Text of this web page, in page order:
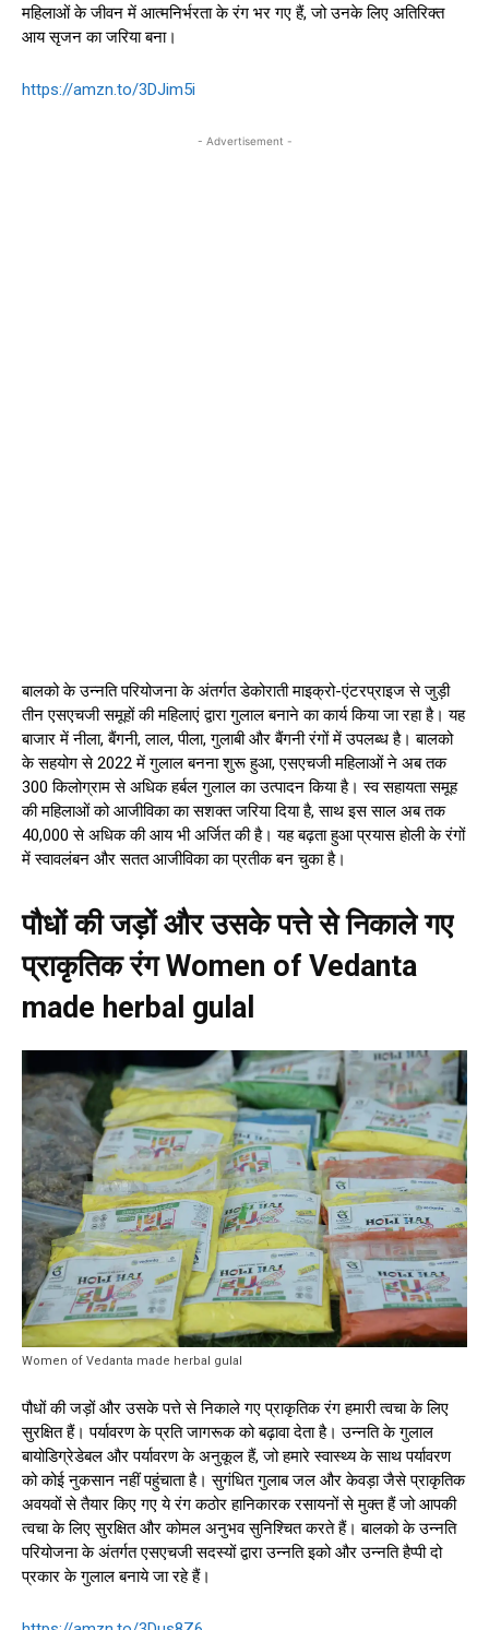
महिलाओं के जीवन में आत्मनिर्भरता के रंग भर गए हैं, जो उनके लिए अतिरिक्त
आय सृजन का जरिया बना।
https://amzn.to/3DJim5i
- Advertisement -
बालको के उन्नति परियोजना के अंतर्गत डेकोराती माइक्रो-एंटरप्राइज से जुड़ी
तीन एसएचजी समूहों की महिलाएं द्वारा गुलाल बनाने का कार्य किया जा रहा है। यह
बाजार में नीला, बैंगनी, लाल, पीला, गुलाबी और बैंगनी रंगों में उपलब्ध है। बालको
के सहयोग से 2022 में गुलाल बनना शुरू हुआ, एसएचजी महिलाओं ने अब तक
300 किलोग्राम से अधिक हर्बल गुलाल का उत्पादन किया है। स्व सहायता समूह
की महिलाओं को आजीविका का सशक्त जरिया दिया है, साथ इस साल अब तक
₹40,000 से अधिक की आय भी अर्जित की है। यह बढ़ता हुआ प्रयास होली के रंगों
में स्वावलंबन और सतत आजीविका का प्रतीक बन चुका है।
पौधों की जड़ों और उसके पत्ते से निकाले गए
प्राकृतिक रंग Women of Vedanta
made herbal gulal
Women of Vedanta made herbal gulal
पौधों की जड़ों और उसके पत्ते से निकाले गए प्राकृतिक रंग हमारी त्वचा के लिए
सुरक्षित हैं। पर्यावरण के प्रति जागरूक को बढ़ावा देता है। उन्नति के गुलाल
बायोडिग्रेडेबल और पर्यावरण के अनुकूल हैं, जो हमारे स्वास्थ्य के साथ पर्यावरण
को कोई नुकसान नहीं पहुंचाता है। सुगंधित गुलाब जल और केवड़ा जैसे प्राकृतिक
अवयवों से तैयार किए गए ये रंग कठोर हानिकारक रसायनों से मुक्त हैं जो आपकी
त्वचा के लिए सुरक्षित और कोमल अनुभव सुनिश्चित करते हैं। बालको के उन्नति
परियोजना के अंतर्गत एसएचजी सदस्यों द्वारा उन्नति इको और उन्नति हैप्पी दो
प्रकार के गुलाल बनाये जा रहे हैं।